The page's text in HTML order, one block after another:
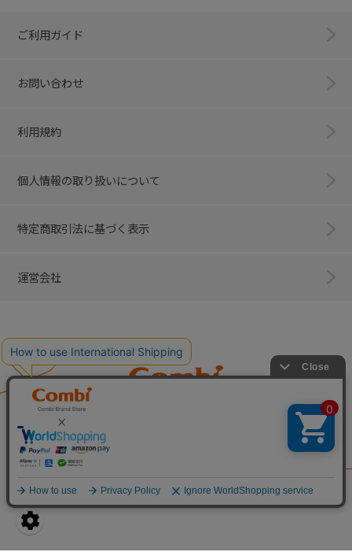
ご利用ガイド
お問い合わせ
利用規約
個人情報の取り扱いについて
特定商取引法に基づく表示
運営会社
Combi
ベビー用品のコンビ株式会社
All Right Reserved. Copyright © Combi Corporation.